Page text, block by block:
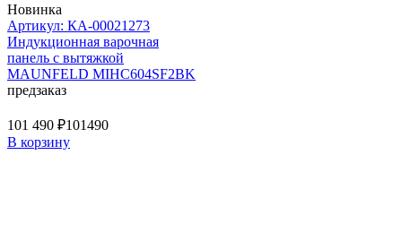
Новинка
Артикул: КА-00021273
Индукционная варочная
панель с вытяжкой
MAUNFELD MIHC604SF2BK
предзаказ
101 490 ₽101490
В корзину